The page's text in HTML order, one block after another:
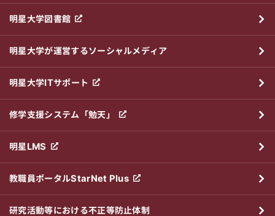
明星大学図書館
明星大学が運営するソーシャルメディア
明星大学ITサポート
修学支援システム「勉天」
明星LMS
教職員ポータルStarNet Plus
研究活動等における不正等防止体制